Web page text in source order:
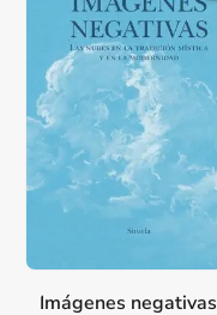
Imágenes negativas